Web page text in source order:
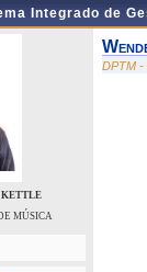
Integrado de
MÚSICA
DPTM -